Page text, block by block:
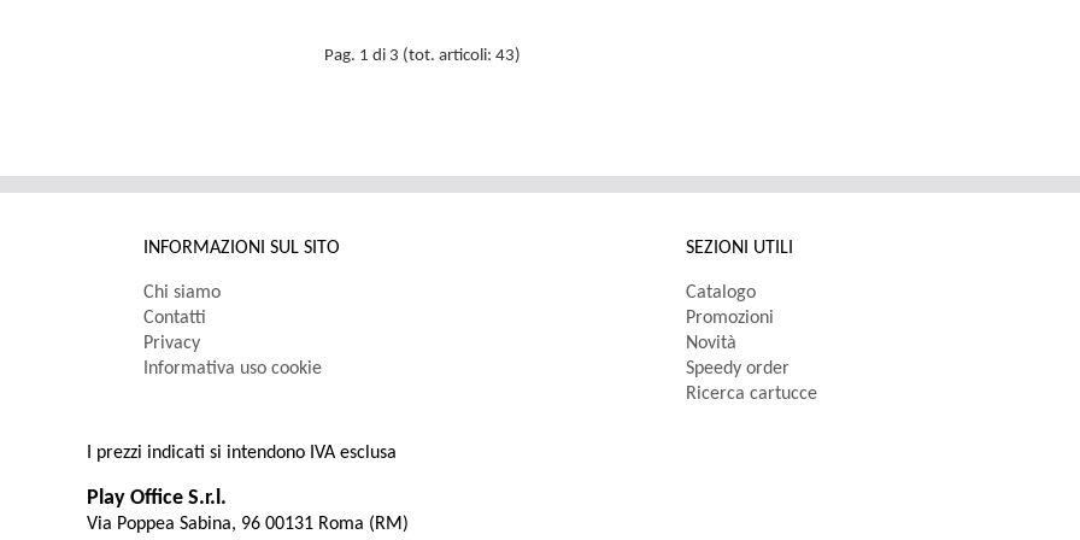
Pag. 1 di 3 (tot. articoli: 43)
INFORMAZIONI SUL SITO
Chi siamo
Contatti
Privacy
Informativa uso cookie
SEZIONI UTILI
Catalogo
Promozioni
Novità
Speedy order
Ricerca cartucce
I prezzi indicati si intendono IVA esclusa
Play Office S.r.l.
Via Poppea Sabina, 96 00131 Roma (RM)